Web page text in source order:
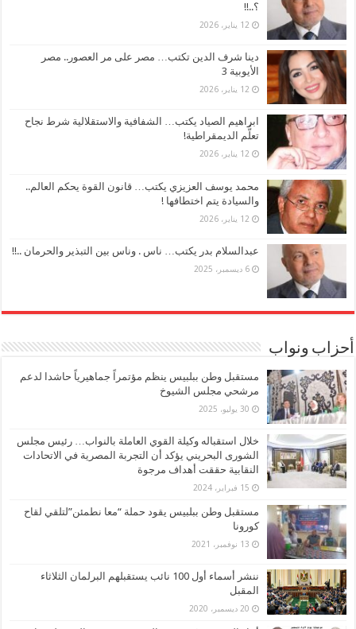
؟..!!
12 يناير، 2026
دينا شرف الدين تكتب… مصر على مر العصور.. مصر
الأيوبية 3
12 يناير، 2026
ابراهيم الصياد يكتب… الشفافية والاستقلالية شرط نجاح
تعلُّم الديمقراطية!
12 يناير، 2026
محمد يوسف العزيزي يكتب… قانون القوة يحكم العالم..
والسيادة يتم اختطافها !
12 يناير، 2026
عبدالسلام بدر يكتب… ناس . وناس بين التبذير والحرمان ..!!
6 ديسمبر، 2025
أحزاب ونواب
مستقبل وطن ببلبيس ينظم مؤتمراً جماهيرياً حاشدا لدعم
مرشحي مجلس الشيوخ
30 يوليو، 2025
خلال استقباله وكيلة القوي العاملة بالنواب… رئيس مجلس
الشورى البحريني يؤكد أن التجربة المصرية في الاتحادات
النقابية حققت أهداف مرجوة
15 فبراير، 2024
مستقبل وطن ببلبيس يقود حملة “معا نطمئن”لتلقي لقاح
كورونا
13 نوفمبر، 2021
ننشر أسماء أول 100 نائب يستقبلهم البرلمان الثلاثاء
المقبل
20 ديسمبر، 2020